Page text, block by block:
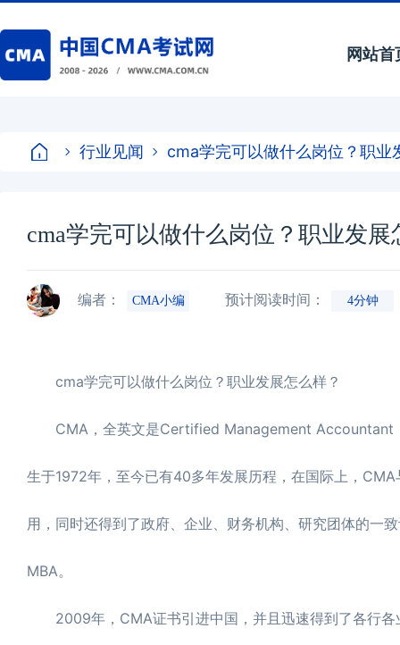
网站首
行业见闻 cma学完可以做什么岗位？职业
cma学完可以做什么岗位？职业发展
编者： CMA小编 预计阅读时间： 4分钟
cma学完可以做什么岗位？职业发展怎么样？
CMA，全英文是Certified Management Accountant（
生于1972年，至今已有40多年发展历程，在国际上，
用，同时还得到了政府、企业、财务机构、研究团体的一
MBA。
2009年，CMA证书引进中国，并且迅速得到了各行各